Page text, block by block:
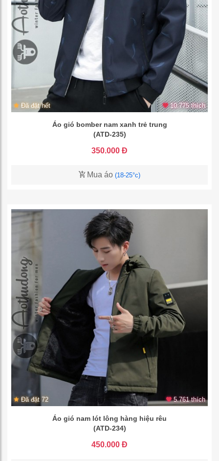
Đã đặt hết 10.775 thích
Áo gió bomber nam xanh trẻ trung
(ATD-235)
350.000 Đ
Mua áo (18-25°c)
Đã đặt 72 5.761 thích
Áo gió nam lót lông hàng hiệu rêu
(ATD-234)
450.000 Đ